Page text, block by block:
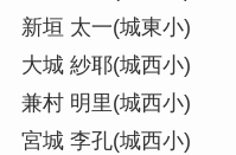
新垣 太一(城東小)
大城 紗耶(城西小)
兼村 明里(城西小)
宮城 李孔(城西小)